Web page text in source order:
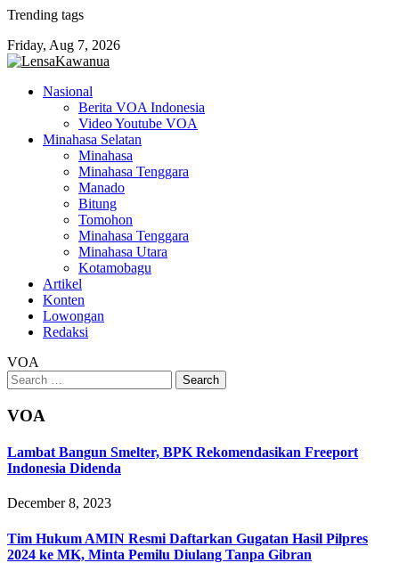
Skip
content
Trending tags
Friday, Aug 7, 2026
Nasional
Berita VOA Indonesia
Video Youtube VOA
Minahasa Selatan
Minahasa
Minahasa Tenggara
Manado
Bitung
Tomohon
Minahasa Tenggara
Minahasa Utara
Kotamobagu
Artikel
Konten
Lowongan
Redaksi
VOA
Search
for:
VOA
Lambat Bangun Smelter, BPK Rekomendasikan Freeport
Indonesia Didenda
December 8, 2023
Tim Hukum AMIN Resmi Daftarkan Gugatan Hasil Pilpres
2024 ke MK, Minta Pemilu Diulang Tanpa Gibran